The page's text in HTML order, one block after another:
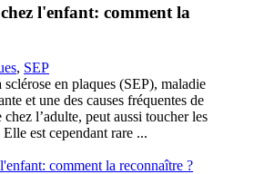
l'enfant: comment la
, SEP
en plaques (SEP), maladie
et une des causes fréquentes de
l’adulte, peut aussi toucher les
est cependant rare ...
comment la reconnaître ?